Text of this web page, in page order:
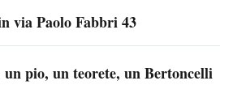
via Paolo Fabbri 43
pio, un teorete, un Bertoncelli